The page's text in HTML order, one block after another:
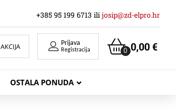
+385 95 199 6713 ili josip@zd-elpro.hr
AKCIJA Prijava
Registracija 0,00€
0
OSTALA PONUDA